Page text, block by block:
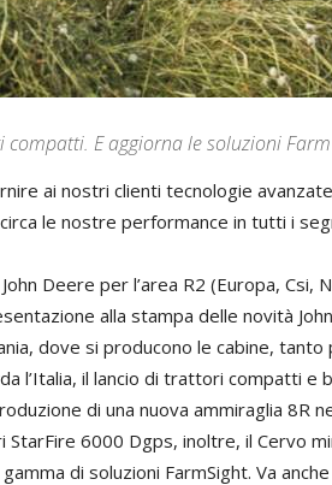
E aggiorna le soluzioni
ai nostri clienti tecnologie
le nostre performance in tutti i
Deere per l’area R2 (Europa, Csi,
alla stampa delle novità
dove si producono le cabine,
l’Italia, il lancio di trattori compatti e
di una nuova ammiraglia 8R
6000 Dgps, inoltre, il Cervo
di soluzioni FarmSight. Va